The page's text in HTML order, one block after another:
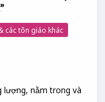
các tôn giáo khác
lượng, nằm trong và